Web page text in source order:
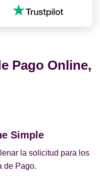
Pago Online,
Simple
la solicitud para los
de Pago.